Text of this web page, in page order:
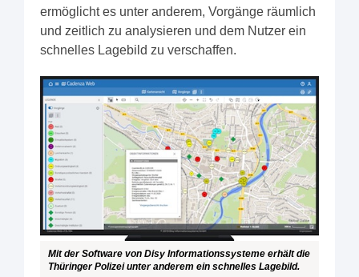
ermöglicht es unter anderem, Vorgänge räumlich
und zeitlich zu analysieren und dem Nutzer ein
schnelles Lagebild zu verschaffen.
Mit der Software von Disy Informationssysteme erhält die
Thüringer Polizei unter anderem ein schnelles Lagebild.